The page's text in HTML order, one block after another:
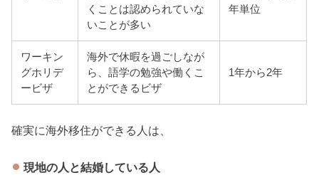
くことは認められていな
いことが多い
年単位
ワーキン
グホリデ
ービザ
海外で休暇を過ごしなが
ら、語学の勉強や働くこ
とができるビザ
1年から2年
確実に海外移住ができる人は、
現地の人と結婚している人